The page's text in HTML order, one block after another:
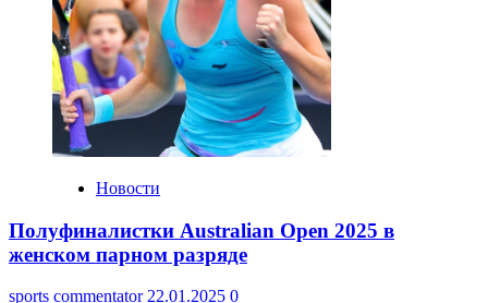
Новости
Полуфиналистки Australian Open 2025 в
женском парном разряде
sports commentator22.01.2025 0